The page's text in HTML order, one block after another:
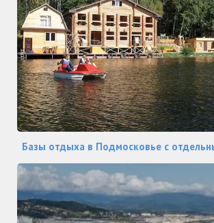
Базы отдыха в Подмосковье с